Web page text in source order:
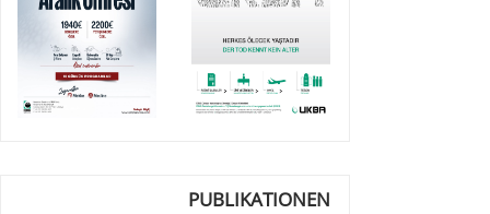
PUBLIKATIONEN